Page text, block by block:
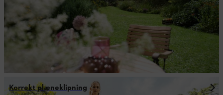
Korrekt plæneklipning